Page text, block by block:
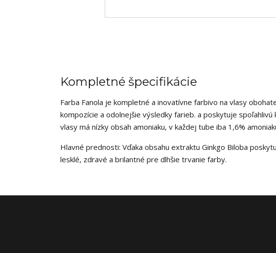
Kompletné špecifikácie
Farba Fanola je kompletné a inovatívne farbivo na vlasy
kompozície a odolnejšie výsledky farieb. a poskytuje
vlasy má nízky obsah amoniaku, v každej tube iba 1,6%
Hlavné prednosti: Vďaka obsahu extraktu Ginkgo Biloba
lesklé, zdravé a brilantné pre dlhšie trvanie farby.